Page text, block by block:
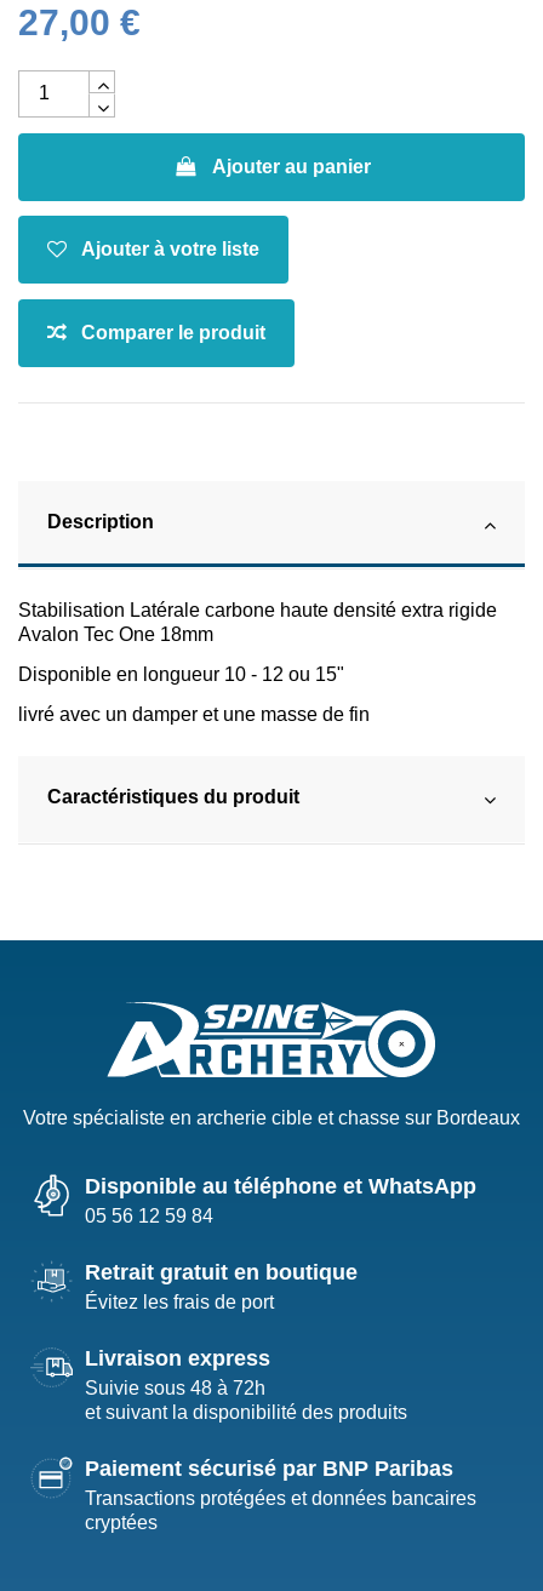
27,00 €
Ajouter au panier
Description
Stabilisation Latérale carbone haute densité extra rigide
Avalon Tec One 18mm
Disponible en longueur 10 - 12 ou 15"
livré avec un damper et une masse de fin
Caractéristiques du produit
Votre spécialiste en archerie cible et chasse sur Bordeaux
Disponible au téléphone et WhatsApp
05 56 12 59 84
Retrait gratuit en boutique
Évitez les frais de port
Livraison express
Suivie sous 48 à 72h
et suivant la disponibilité des produits
Paiement sécurisé par BNP Paribas
Transactions protégées et données bancaires
cryptées